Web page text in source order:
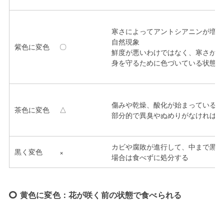
紫色に変色 〇
寒さによってアントシアニンが増
自然現象
鮮度が悪いわけではなく、寒さから
身を守るために色づいている状態
茶色に変色 △
傷みや乾燥、酸化が始まっている
部分的で異臭やぬめりがなければ
黒く変色 ×
カビや腐敗が進行して、中まで黒い
場合は食べずに処分する
黄色に変色：花が咲く前の状態で食べられる